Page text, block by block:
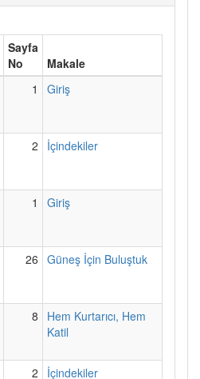
Sayfa
No
Makale
1 Giriş
2 İçindekiler
1 Giriş
26 Güneş İçin Buluştuk
8
Hem Kurtarıcı, Hem
Katil
2 İçindekiler